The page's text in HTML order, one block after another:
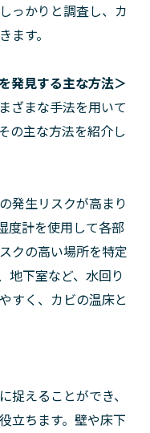
っかりと調査し、カ
ます。
発見する主な方法＞
ざまな手法を用いて
の主な方法を紹介し
発生リスクが高まり
度計を使用して各部
クの高い場所を特定
地下室など、水回り
すく、カビの温床と
捉えることができ、
立ちます。壁や床下